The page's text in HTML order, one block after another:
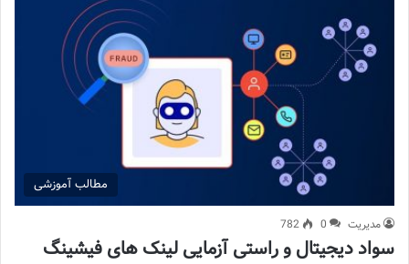
مطالب آموزشی
مدیریت 0
782
سواد دیجیتال و راستی آزمایی لینک های فیشینگ